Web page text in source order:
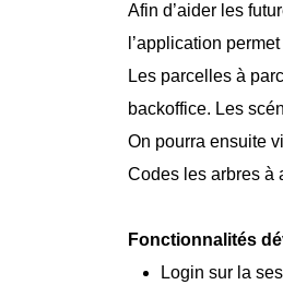
Afin d’aider les
l’application
Les parcelles à
backoffice. Les
On pourra ensuite
Codes les arbres à
Fonctionnalités
Login sur la